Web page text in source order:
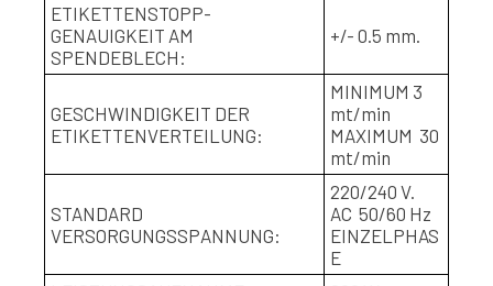
ETIKETTENSTOPP-
GENAUIGKEIT AM
SPENDEBLECH:
+/- 0.5 mm.
GESCHWINDIGKEIT DER
ETIKETTENVERTEILUNG:
MINIMUM 3
mt/min
MAXIMUM 30
mt/min
STANDARD
VERSORGUNGSSPANNUNG:
220/240 V.
AC 50/60 Hz
EINZELPHAS
E